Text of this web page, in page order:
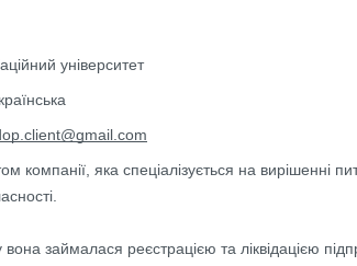
університет
компанії, яка спеціалізується на вирішенні
займалася реєстрацією та ліквідацією